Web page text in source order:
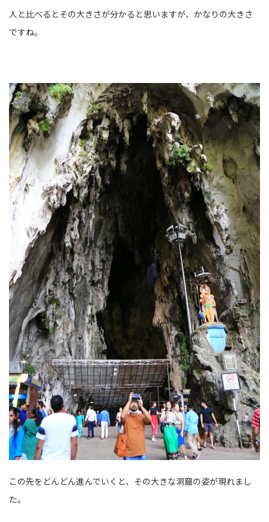
人と比べるとその大きさが分かると思いますが、かなりの大きさ
ですね。
この先をどんどん進んでいくと、その大きな洞窟の姿が現れまし
た。